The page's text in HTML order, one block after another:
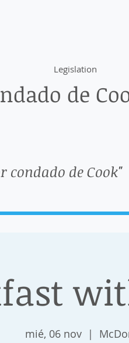
Legislation
de
de Cook"
mié, 06 nov
  |